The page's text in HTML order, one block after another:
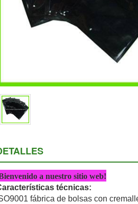
a nuestro sitio web!
técnicas:
fábrica de bolsas con